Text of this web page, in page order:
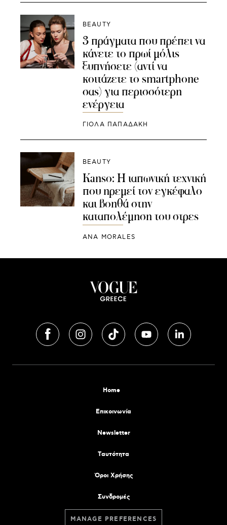
BEAUTY
3 πράγματα που πρέπει να
κάνετε το πρωί μόλις
ξυπνήσετε (αντί να
κοιτάζετε το smartphone
σας) για περισσότερη
ενέργεια
ΓΙΌΛΑ ΠΑΠΑΔΆΚΗ
BEAUTY
Kanso: Η ιαπωνική τεχνική
που ηρεμεί τον εγκέφαλο
και βοηθά στην
καταπολέμηση του στρες
ANA MORALES
Home
Επικοινωνία
Newsletter
Tαυτότητα
Όροι Χρήσης
Συνδρομές
MANAGE PREFERENCES